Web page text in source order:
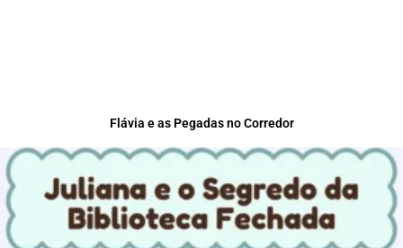
Flávia e as Pegadas no Corredor